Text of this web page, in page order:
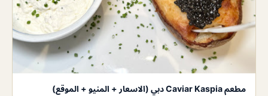
مطعم Caviar Kaspia دبي (الاسعار + المنيو + الموقع)